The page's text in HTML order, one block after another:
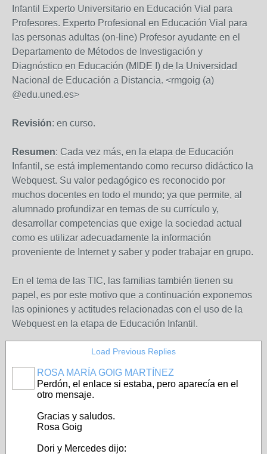
Infantil Experto Universitario en Educación Vial para
Profesores. Experto Profesional en Educación Vial para
las personas adultas (on-line) Profesor ayudante en el
Departamento de Métodos de Investigación y
Diagnóstico en Educación (MIDE I) de la Universidad
Nacional de Educación a Distancia. <rmgoig (a)
@edu.uned.es>
Revisión: en curso.
Resumen: Cada vez más, en la etapa de Educación
Infantil, se está implementando como recurso didáctico la
Webquest. Su valor pedagógico es reconocido por
muchos docentes en todo el mundo; ya que permite, al
alumnado profundizar en temas de su currículo y,
desarrollar competencias que exige la sociedad actual
como es utilizar adecuadamente la información
proveniente de Internet y saber y poder trabajar en grupo.
En el tema de las TIC, las familias también tienen su
papel, es por este motivo que a continuación exponemos
las opiniones y actitudes relacionadas con el uso de la
Webquest en la etapa de Educación Infantil.
Load Previous Replies
ROSA MARÍA GOIG MARTÍNEZ
Perdón, el enlace si estaba, pero aparecía en el
otro mensaje.
Gracias y saludos.
Rosa Goig
Dori y Mercedes dijo: